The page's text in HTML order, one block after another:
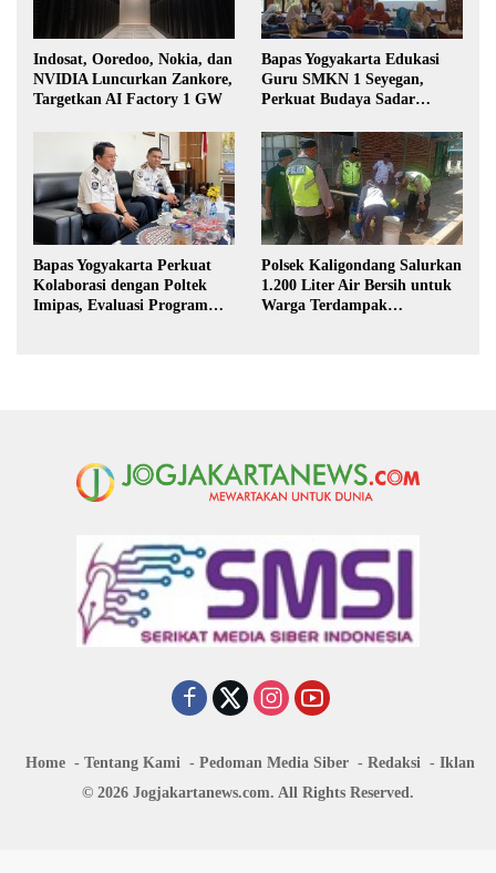
Indosat, Ooredoo, Nokia, dan
NVIDIA Luncurkan Zankore,
Targetkan AI Factory 1 GW
Bapas Yogyakarta Edukasi
Guru SMKN 1 Seyegan,
Perkuat Budaya Sadar
Bapas Yogyakarta Perkuat
Kolaborasi dengan Poltek
Imipas, Evaluasi Program
Polsek Kaligondang Salurkan
1.200 Liter Air Bersih untuk
Warga Terdampak
Home Tentang Kami Pedoman Media Siber Redaksi
Iklan
© 2026 Jogjakartanews.com. All Rights Reserved.